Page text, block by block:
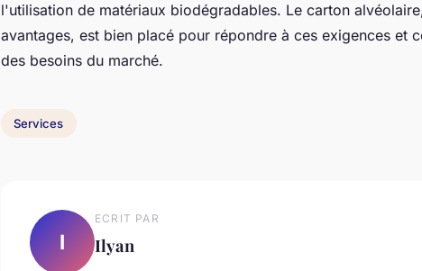
l'utilisation de matériaux biodégradables. Le carton
avantages, est bien placé pour répondre à ces exigences et
des besoins du marché.
Services
I
ECRIT PAR
Ilyan